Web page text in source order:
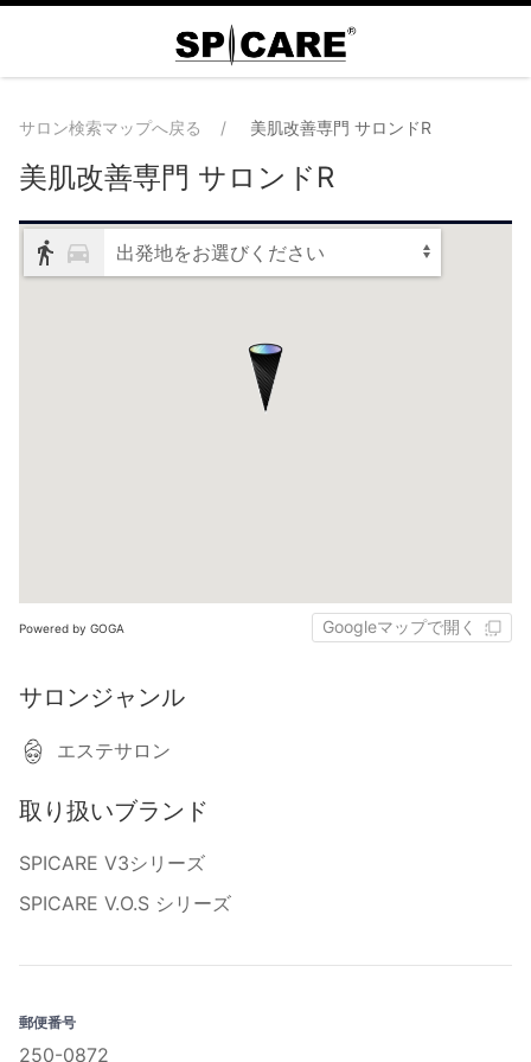
サロン検索マップへ戻る 美肌改善専門 サロンドR
美肌改善専門 サロンドR
出発地をお選びください
Powered by GOGA Googleマップで開く
サロンジャンル
エステサロン
取り扱いブランド
SPICARE V3シリーズ
SPICARE V.O.S シリーズ
郵便番号
250-0872